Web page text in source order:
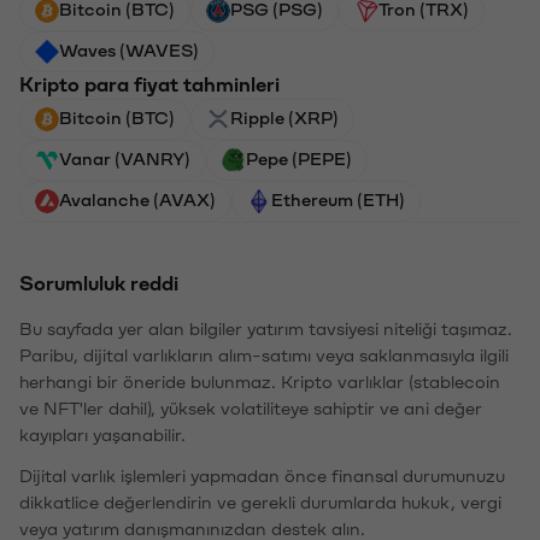
Bitcoin (BTC) PSG (PSG) Tron (TRX)
Waves (WAVES)
Kripto para fiyat tahminleri
Bitcoin (BTC) Ripple (XRP)
Vanar (VANRY) Pepe (PEPE)
Avalanche (AVAX) Ethereum (ETH)
Sorumluluk reddi
Bu sayfada yer alan bilgiler yatırım tavsiyesi niteliği taşımaz.
Paribu, dijital varlıkların alım-satımı veya saklanmasıyla ilgili
herhangi bir öneride bulunmaz. Kripto varlıklar (stablecoin
ve NFT'ler dahil), yüksek volatiliteye sahiptir ve ani değer
kayıpları yaşanabilir.
Dijital varlık işlemleri yapmadan önce finansal durumunuzu
dikkatlice değerlendirin ve gerekli durumlarda hukuk, vergi
veya yatırım danışmanınızdan destek alın.